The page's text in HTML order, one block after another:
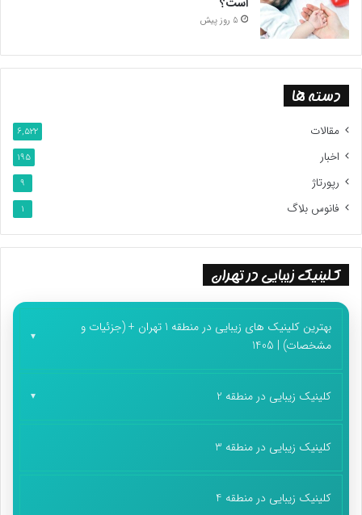
5 روز پیش
دسته ها
مقالات 6,522
اخبار 195
رپورتاژ 9
فانوس بلاگ 1
کلینیک زیبایی در تهران
بهترین کلینیک های زیبایی در منطقه 1 تهران + (جزئیات و
مشخصات) | 1405
کلینیک زیبایی در منطقه 2
کلینیک زیبایی در منطقه 3
کلینیک زیبایی در منطقه 4